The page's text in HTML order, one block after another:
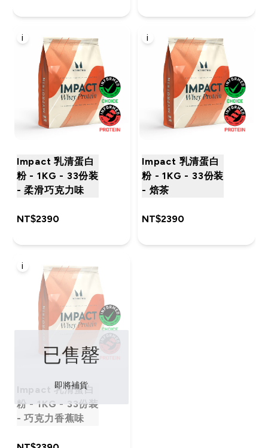
i
Impact 乳清蛋白
粉 - 1KG - 33份装
- 柔滑巧克力味
NT$2390‎
i
Impact 乳清蛋白
粉 - 1KG - 33份装
- 焙茶
NT$2390‎
i
Impact 乳清蛋白
粉 - 1KG - 33份装
- 巧克力香蕉味
已售罄
即將補貨